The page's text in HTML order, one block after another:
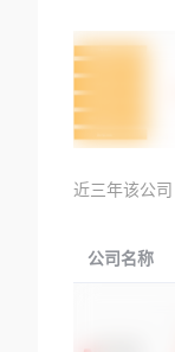
近三年该公
公司名称